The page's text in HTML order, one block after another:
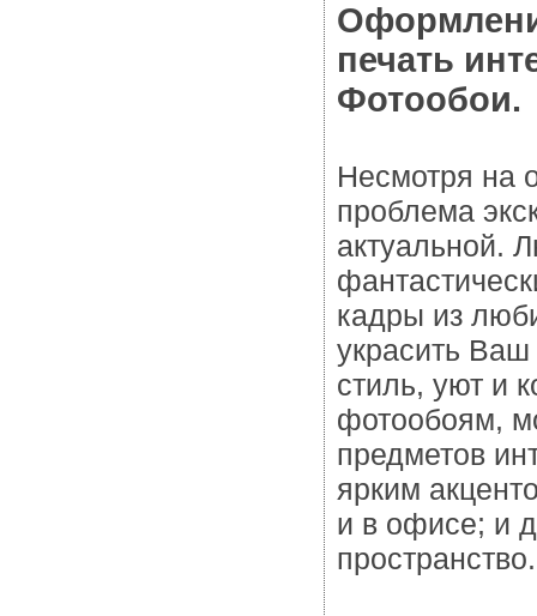
печать
Фотообои.
Несмотря на
проблема
актуальной.
кадры из
украсить Ваш
стиль, уют и
фотообоям,
предметов
ярким
и в офисе; и
пространство.